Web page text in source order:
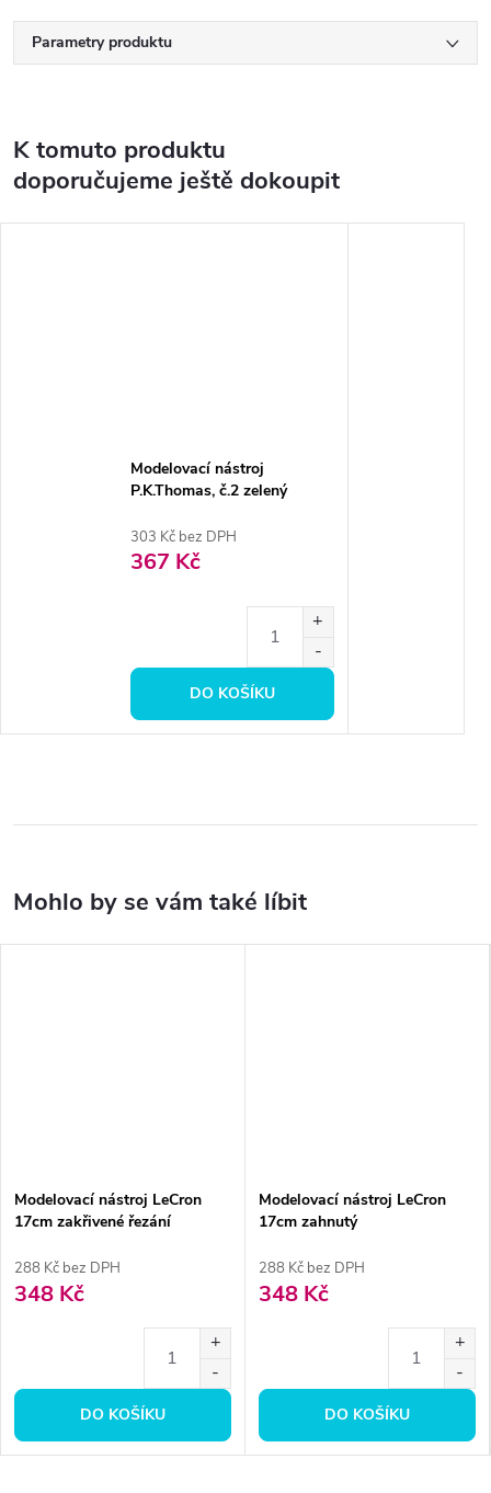
Parametry produktu
K tomuto produktu
doporučujeme ještě dokoupit
Modelovací nástroj
P.K.Thomas, č.2 zelený
303 Kč bez DPH
367 Kč
DO KOŠÍKU
Modelovací nástroj LeCron
17cm zakřivené řezání
288 Kč bez DPH
348 Kč
DO KOŠÍKU
Modelovací nástroj LeCron
17cm zahnutý
288 Kč bez DPH
348 Kč
DO KOŠÍKU